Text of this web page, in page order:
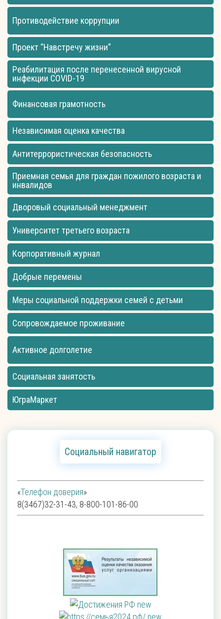
Противодействие коррупции
Проект “Навстречу жизни”
Реабилитация после перенесенной вирусной
инфекции COVID-19
Финансовая грамотность
Независимая оценка качества
Антитеррористическая безопасность
Приемная семья для граждан пожилого возраста и
инвалидов
Дворовый социальный менеджмент
Университет третьего возраста
Корпоративный журнал
Добрые перемены
Меры социальной поддержки семей с детьми
Сопровождаемое проживание
Активное долголетие
Социальная занятость
ЮграМаркет
Социальный навигатор
«Телефон доверия»
8(3467)32-31-43, 8-800-101-86-00